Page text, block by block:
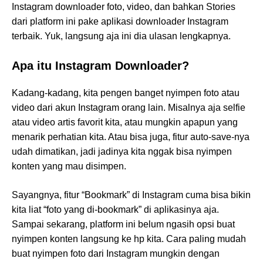
Instagram downloader foto, video, dan bahkan Stories
dari platform ini pake aplikasi downloader Instagram
terbaik. Yuk, langsung aja ini dia ulasan lengkapnya.
Apa itu Instagram Downloader?
Kadang-kadang, kita pengen banget nyimpen foto atau
video dari akun Instagram orang lain. Misalnya aja selfie
atau video artis favorit kita, atau mungkin apapun yang
menarik perhatian kita. Atau bisa juga, fitur auto-save-nya
udah dimatikan, jadi jadinya kita nggak bisa nyimpen
konten yang mau disimpen.
Sayangnya, fitur “Bookmark” di Instagram cuma bisa bikin
kita liat “foto yang di-bookmark” di aplikasinya aja.
Sampai sekarang, platform ini belum ngasih opsi buat
nyimpen konten langsung ke hp kita. Cara paling mudah
buat nyimpen foto dari Instagram mungkin dengan